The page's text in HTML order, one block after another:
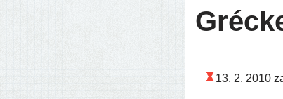
13. 2. 2010